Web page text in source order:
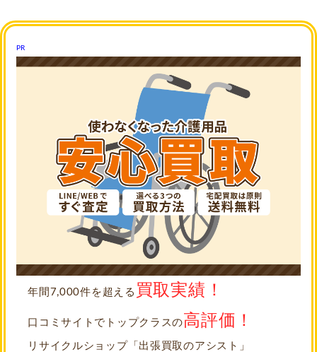
PR
年間7,000件を超える 買取実績！
口コミサイトでトップクラスの 高評価！
リサイクルショップ「出張買取のアシスト」